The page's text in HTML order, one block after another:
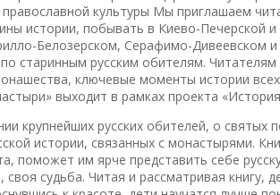
культуры Мы приглашаем
истории, побывать в Киево-Печерской
Белозерском, Серафимо-Дивеевском
старинным русским обителям.
ключевые моменты истории
выходит в рамках проекта
крупнейших русских обителей, о святых
истории, связанных с монастырями.
поможет им ярче представить себе
своя судьба. Читая и рассматривая